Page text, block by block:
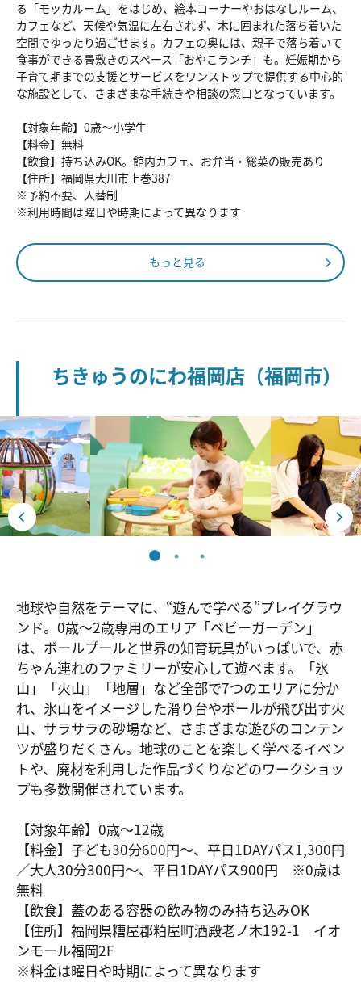
る「モッカルーム」をはじめ、絵本コーナーやおはなしルーム、
カフェなど、天候や気温に左右されず、木に囲まれた落ち着いた
空間でゆったり過ごせます。カフェの奥には、親子で落ち着いて
食事ができる畳敷きのスペース「おやこランチ」も。妊娠期から
子育て期までの支援とサービスをワンストップで提供する中心的
な施設として、さまざまな手続きや相談の窓口となっています。
【対象年齢】0歳～小学生
【料金】無料
【飲食】持ち込みOK。館内カフェ、お弁当・総菜の販売あり
【住所】福岡県大川市上巻387
※予約不要、入替制
※利用時間は曜日や時期によって異なります
もっと見る
ちきゅうのにわ福岡店（福岡市）
地球や自然をテーマに、“遊んで学べる”プレイグラウ
ンド。0歳～2歳専用のエリア「ベビーガーデン」
は、ボールプールと世界の知育玩具がいっぱいで、赤
ちゃん連れのファミリーが安心して遊べます。「氷
山」「火山」「地層」など全部で7つのエリアに分か
れ、氷山をイメージした滑り台やボールが飛び出す火
山、サラサラの砂場など、さまざまな遊びのコンテン
ツが盛りだくさん。地球のことを楽しく学べるイベン
トや、廃材を利用した作品づくりなどのワークショッ
プも多数開催されています。
【対象年齢】0歳～12歳
【料金】子ども30分600円～、平日1DAYパス1,300円
／大人30分300円～、平日1DAYパス900円 ※0歳は
無料
【飲食】蓋のある容器の飲み物のみ持ち込みOK
【住所】福岡県糟屋郡粕屋町酒殿老ノ木192-1 イオ
ンモール福岡2F
※料金は曜日や時期によって異なります